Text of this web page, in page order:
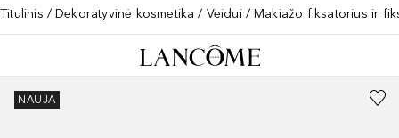
Titulinis Dekoratyvinė kosmetika Veidui Makiažo fiksatorius ir
NAUJA